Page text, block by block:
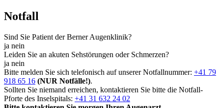
Notfall
Sind Sie Patient der Berner Augenklinik?
ja nein
Leiden Sie an akuten Sehstörungen oder Schmerzen?
ja nein
Bitte melden Sie sich telefonisch auf unserer Notfallnummer: +41 79
918 65 16 (NUR Notfälle!).
Sollten Sie niemand erreichen, kontaktieren Sie bitte die Notfall-
Pforte des Inselspitals: +41 31 632 24 02